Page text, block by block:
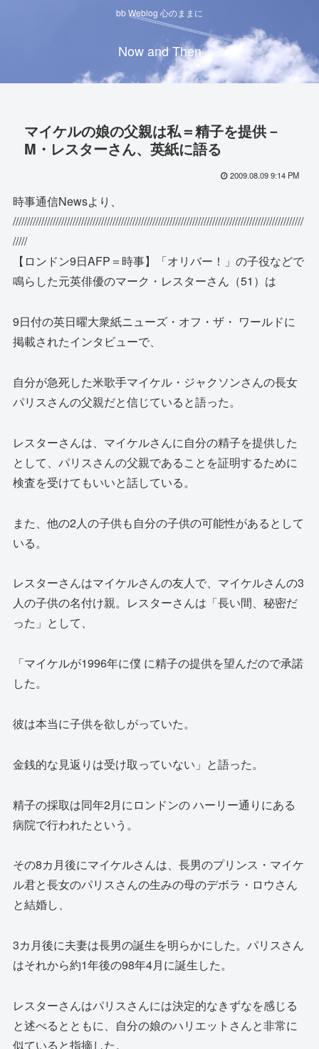
bb Weblog 心のままに
Now and Then
マイケルの娘の父親は私＝精子を提供－
M・レスターさん、英紙に語る
2009.08.09 9:14 PM
時事通信Newsより、
//////////////////////////////////////////////////////////////////////////////////////////////////////
/////
【ロンドン9日AFP＝時事】「オリバー！」の子役などで
鳴らした元英俳優のマーク・レスターさん（51）は
9日付の英日曜大衆紙ニューズ・オフ・ザ・ ワールドに
掲載されたインタビューで、
自分が急死した米歌手マイケル・ジャクソンさんの長女
パリスさんの父親だと信じていると語った。
レスターさんは、マイケルさんに自分の精子を提供した
として、パリスさんの父親であることを証明するために
検査を受けてもいいと話している。
また、他の2人の子供も自分の子供の可能性があるとして
いる。
レスターさんはマイケルさんの友人で、マイケルさんの3
人の子供の名付け親。レスターさんは「長い間、秘密だ
った」として、
「マイケルが1996年に僕 に精子の提供を望んだので承諾
した。
彼は本当に子供を欲しがっていた。
金銭的な見返りは受け取っていない」と語った。
精子の採取は同年2月にロンドンの ハーリー通りにある
病院で行われたという。
その8カ月後にマイケルさんは、長男のプリンス・マイケ
ル君と長女のパリスさんの生みの母のデボラ・ロウさん
と結婚し、
3カ月後に夫妻は長男の誕生を明らかにした。パリスさん
はそれから約1年後の98年4月に誕生した。
レスターさんはパリスさんには決定的なきずなを感じる
と述べるとともに、自分の娘のハリエットさんと非常に
似ていると指摘した。